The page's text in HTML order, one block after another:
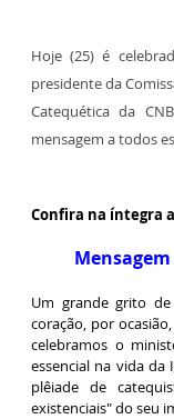
Hoje (25) é
presidente da
Catequética da
mensagem a todos
Confira na íntegra
Um grande grito
coração, por
celebramos o
essencial na vida da
plêiade de
existenciais" do seu